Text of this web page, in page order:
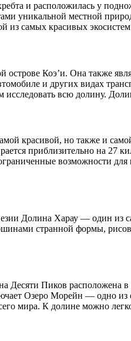
и расположилась у
уникальной местной
из самых красивых
острове Коэ’и. Она также
и других видах
всю долину.
красивой, но также и
приблизительно на
возможности
Долина Харау — один из
странной формы,
Пиков расположена
Озеро Морейн — одно из
мира. К долине можно